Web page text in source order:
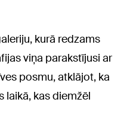
kurā redzams
viņa parakstījusi ar
posmu, atklājot, ka
laikā, kas diemžēl